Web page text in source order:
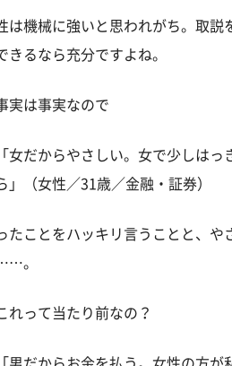
は機械に強いと思われがち。取説
きるなら充分ですよね。
実は事実なので
女だからやさしい。女で少しは
」（女性／31歳／金融・証券）
たことをハッキリ言うことと、
。
れって当たり前なの？